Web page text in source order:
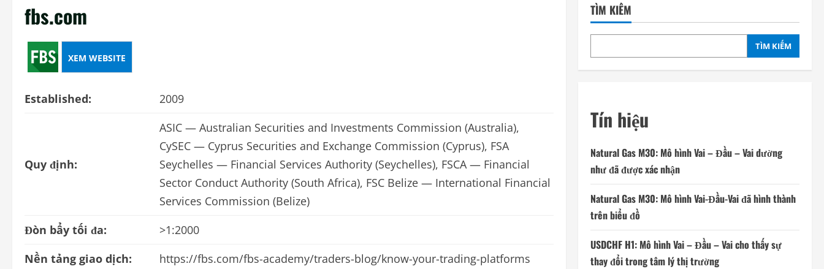
fbs.com
XEM WEBSITE
Established: 2009
Quy định:
ASIC — Australian Securities and Investments Commission (Australia),
CySEC — Cyprus Securities and Exchange Commission (Cyprus), FSA
Seychelles — Financial Services Authority (Seychelles), FSCA — Financial
Sector Conduct Authority (South Africa), FSC Belize — International Financial
Services Commission (Belize)
Đòn bẩy tối đa:
>1:2000
Nền tảng giao dịch:
https://fbs.com/fbs-academy/traders-blog/know-your-trading-platforms
TÌM KIẾM
TÌM KIẾM
Tín hiệu
Natural Gas M30: Mô hình Vai – Đầu – Vai dường
như đã được xác nhận
Natural Gas M30: Mô hình Vai-Đầu-Vai đã hình thành
trên biểu đồ
USDCHF H1: Mô hình Vai – Đầu – Vai cho thấy sự
thay đổi trong tâm lý thị trường